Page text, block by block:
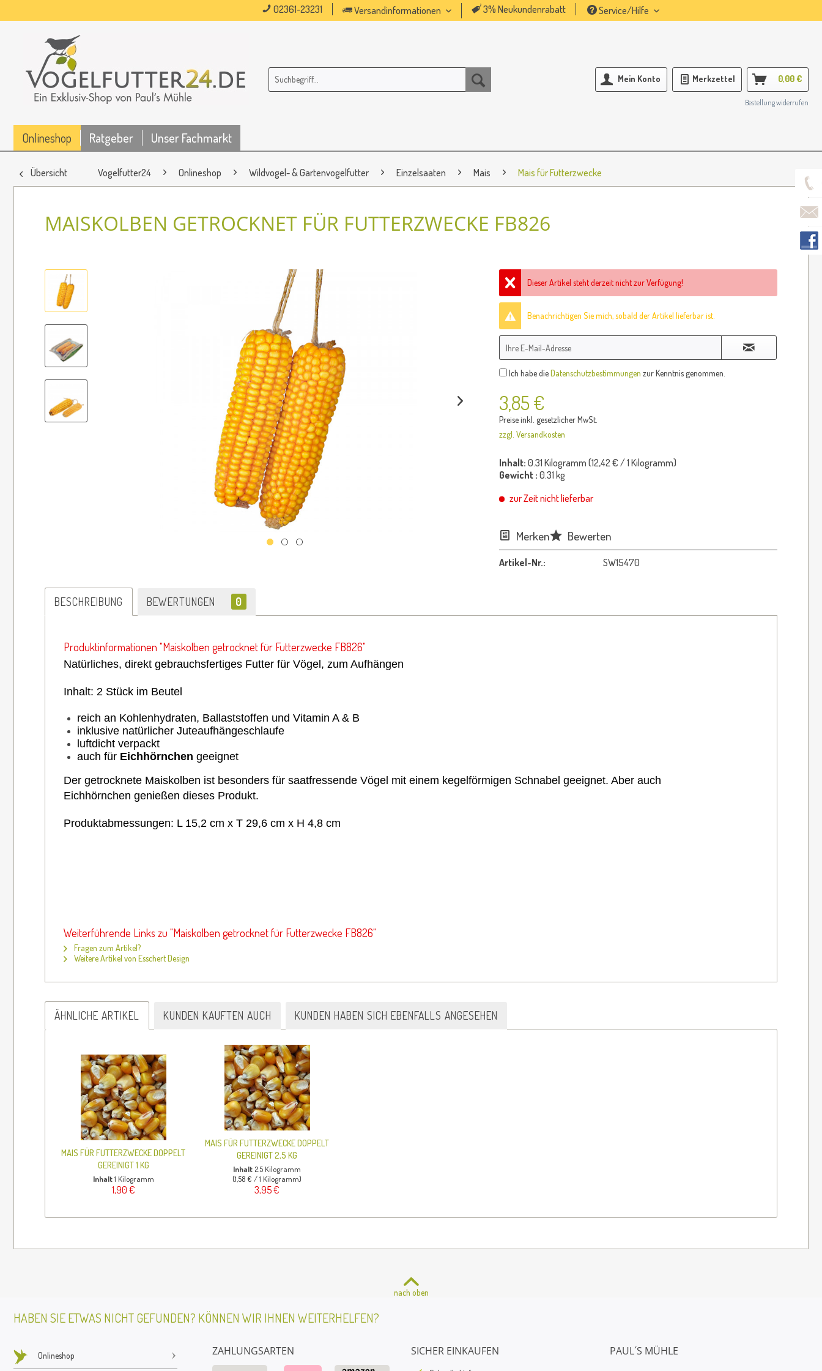
02361-23231 Versandinformationen 3% Neukundenrabatt Service/Hilfe
Mein Konto Merkzettel 0,00 €
Bestellung widerrufen
Onlineshop Ratgeber Unser Fachmarkt
Übersicht Vogelfutter24 Onlineshop Wildvogel- & Gartenvogelfutter Einzelsaaten Mais Mais für Futterzwecke
MAISKOLBEN GETROCKNET FÜR FUTTERZWECKE FB826
Dieser Artikel steht derzeit nicht zur Verfügung!
Benachrichtigen Sie mich, sobald der Artikel lieferbar ist.
Ich habe dieDatenschutzbestimmungen zur Kenntnis genommen.
3,85 €
Preise inkl. gesetzlicher MwSt.
zzgl. Versandkosten
Inhalt: 0.31 Kilogramm (12,42 € / 1 Kilogramm)
Gewicht : 0.31 kg
zur Zeit nicht lieferbar
Merken Bewerten
Artikel-Nr.: SW15470
BESCHREIBUNG BEWERTUNGEN 0
Produktinformationen "Maiskolben getrocknet für Futterzwecke FB826"
Natürliches, direkt gebrauchsfertiges Futter für Vögel, zum Aufhängen
Inhalt: 2 Stück im Beutel
reich an Kohlenhydraten, Ballaststoffen und Vitamin A & B
inklusive natürlicher Juteaufhängeschlaufe
luftdicht verpackt
auch für Eichhörnchen geeignet
Der getrocknete Maiskolben ist besonders für saatfressende Vögel mit einem kegelförmigen Schnabel geeignet. Aber auch
Eichhörnchen genießen dieses Produkt.
Produktabmessungen: L 15,2 cm x T 29,6 cm x H 4,8 cm
Weiterführende Links zu "Maiskolben getrocknet für Futterzwecke FB826"
Fragen zum Artikel?
Weitere Artikel von Esschert Design
ÄHNLICHE ARTIKEL KUNDEN KAUFTEN AUCH KUNDEN HABEN SICH EBENFALLS ANGESEHEN
MAIS FÜR FUTTERZWECKE DOPPELT
GEREINIGT 1 KG
Inhalt1 Kilogramm
1,90 €
MAIS FÜR FUTTERZWECKE DOPPELT
GEREINIGT 2,5 KG
Inhalt 2.5 Kilogramm
(1,58 € / 1 Kilogramm)
3,95 €
nach oben
HABEN SIE ETWAS NICHT GEFUNDEN? KÖNNEN WIR IHNEN WEITERHELFEN?
Onlineshop ZAHLUNGSARTEN SICHER EINKAUFEN PAUL´S MÜHLE